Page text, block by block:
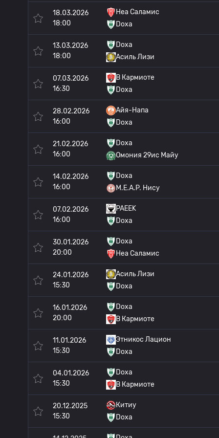
18.03.2026
18:00
Неа Саламис
Doxa
13.03.2026
18:00
Doxa
Асиль Лизи
07.03.2026
16:30
В Кармиоте
Doxa
28.02.2026
16:00
Айя-Напа
Doxa
21.02.2026
16:00
Doxa
Омония 29ис Майу
14.02.2026
16:00
Doxa
M.E.A.P. Нису
07.02.2026
16:00
PAEEK
Doxa
30.01.2026
20:00
Doxa
Неа Саламис
24.01.2026
15:30
Асиль Лизи
Doxa
16.01.2026
20:00
Doxa
В Кармиоте
11.01.2026
15:30
Этникос Лацион
Doxa
04.01.2026
15:30
Doxa
В Кармиоте
20.12.2025
15:30
Китиу
Doxa